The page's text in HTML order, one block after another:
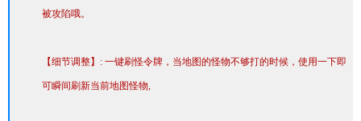
被攻陷哦。
【细节调整】: 一键刷怪令牌，当地图的怪物不够打的时候，使用一下即
可瞬间刷新当前地图怪物,